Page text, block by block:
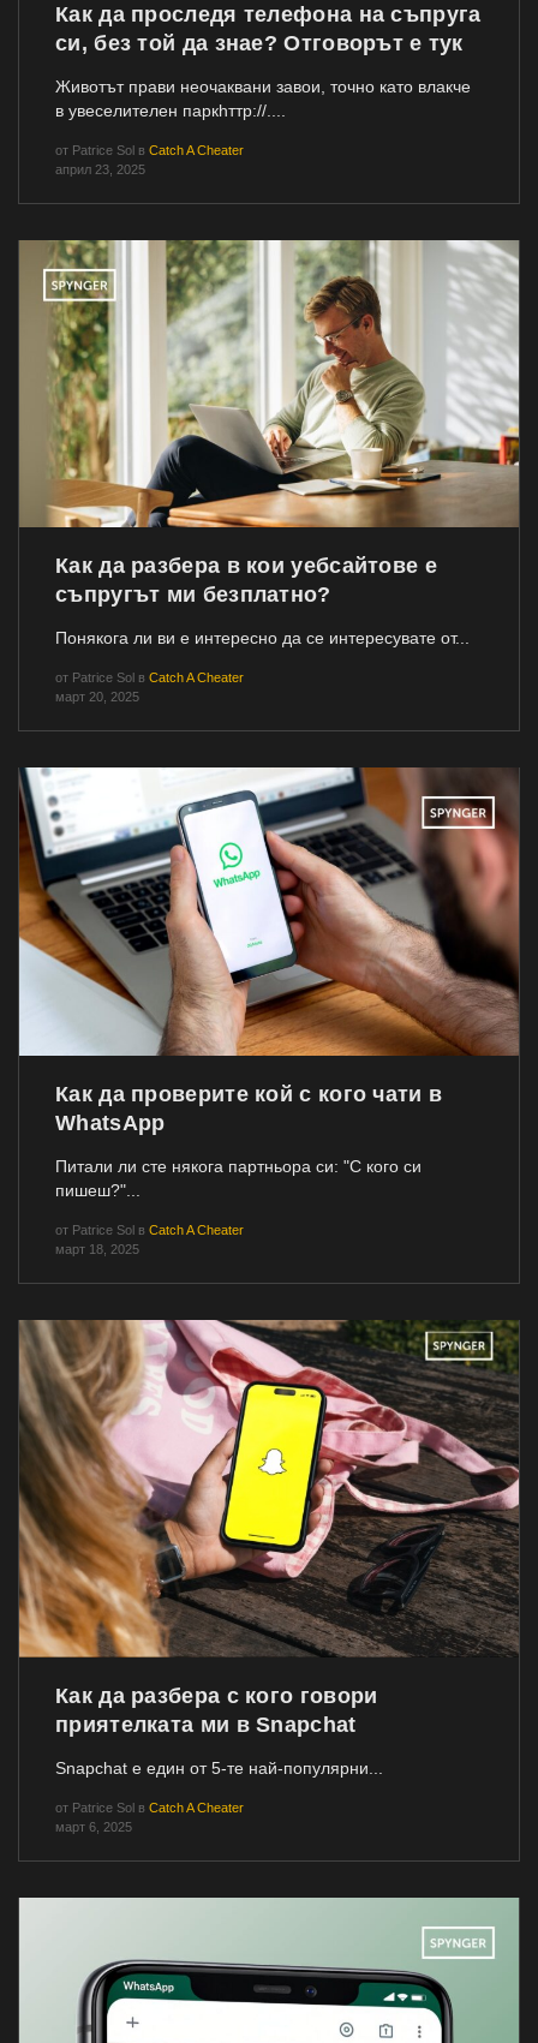
Как да проследя телефона на съпруга
си, без той да знае? Отговорът е тук
Животът прави неочаквани завои, точно като влакче
в увеселителен паркһттр://....
от Patrice Sol в Catch A Cheater
април 23, 2025
Как да разбера в кои уебсайтове е
съпругът ми безплатно?
Понякога ли ви е интересно да се интересувате от...
от Patrice Sol в Catch A Cheater
март 20, 2025
Как да проверите кой с кого чати в
WhatsApp
Питали ли сте някога партньора си: "С кого си
пишеш?"...
от Patrice Sol в Catch A Cheater
март 18, 2025
Как да разбера с кого говори
приятелката ми в Snapchat
Snapchat е един от 5-те най-популярни...
от Patrice Sol в Catch A Cheater
март 6, 2025